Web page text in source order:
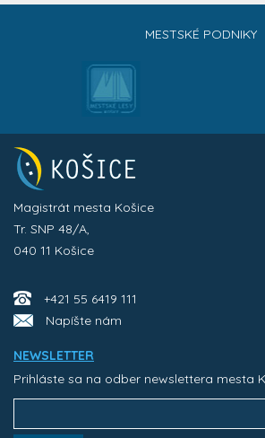
MESTSKÉ PODNIKY
Magistrát mesta Košice
Tr. SNP 48/A,
040 11 Košice
+421 55 6419 111
Napíšte nám
NEWSLETTER
Prihláste sa na odber newslettera mesta